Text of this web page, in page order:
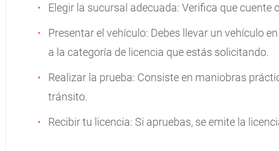
Elegir la sucursal adecuada: Verifica que cuente
Presentar el vehículo: Debes llevar un vehículo
a la categoría de licencia que estás solicitando.
Realizar la prueba: Consiste en maniobras
tránsito.
Recibir tu licencia: Si apruebas, se emite la